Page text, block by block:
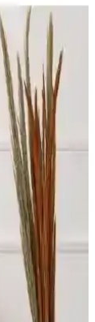
özellikleri,
detaylı
ve Ella
renk ve
ortaya